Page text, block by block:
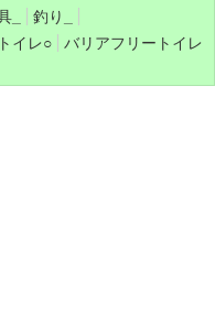
釣り
イレ○
バリアフリートイレ